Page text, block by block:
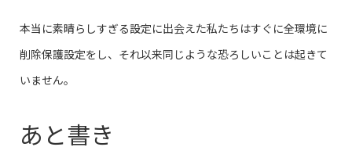
本当に素晴らしすぎる設定に出会えた私たちはすぐに全環境に
削除保護設定をし、それ以来同じような恐ろしいことは起きて
いません。
あと書き